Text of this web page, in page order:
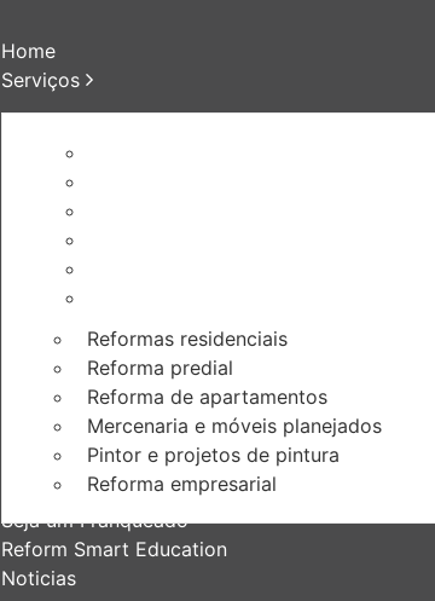
Home
Serviços
Reformas residenciais
Reforma predial
Reforma de apartamentos
Mercenaria e móveis planejados
Pintor e projetos de pintura
Reforma empresarial
Seja um Franqueado
Reform Smart Education
Noticias